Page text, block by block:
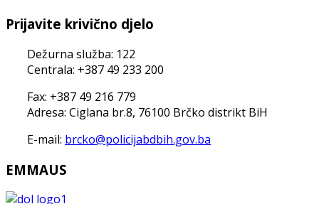
Prijavite krivično djelo
Dežurna služba: 122
Centrala: +387 49 233 200
Fax: +387 49 216 779
Adresa: Ciglana br.8, 76100 Brčko distrikt BiH
E-mail: brcko@policijabdbih.gov.ba
EMMAUS